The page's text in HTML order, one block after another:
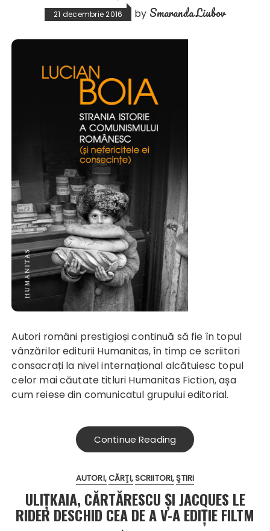
21 decembrie 2016 by Smaranda Liubov
Autori români prestigioși continuă să fie în topul
vânzărilor editurii Humanitas, în timp ce scriitori
consacrați la nivel internațional alcătuiesc topul
celor mai căutate titluri Humanitas Fiction, așa
cum reiese din comunicatul grupului editorial.
Continue Reading
AUTORI CĂRŢI SCRIITORI ŞTIRI
ULIȚKAIA, CĂRTĂRESCU ȘI JACQUES LE
RIDER DESCHID CEA DE A V-A EDIȚIE FILTM